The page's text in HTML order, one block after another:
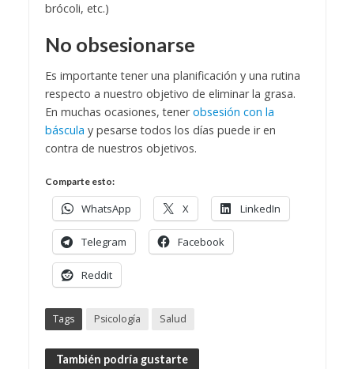
brócoli, etc.)
No obsesionarse
Es importante tener una planificación y una rutina
respecto a nuestro objetivo de eliminar la grasa.
En muchas ocasiones, tenerobsesión con la
báscula y pesarse todos los días puede ir en
contra de nuestros objetivos.
Comparte esto:
WhatsApp X LinkedIn
Telegram Facebook
Reddit
Tags Psicología Salud
También podría gustarte